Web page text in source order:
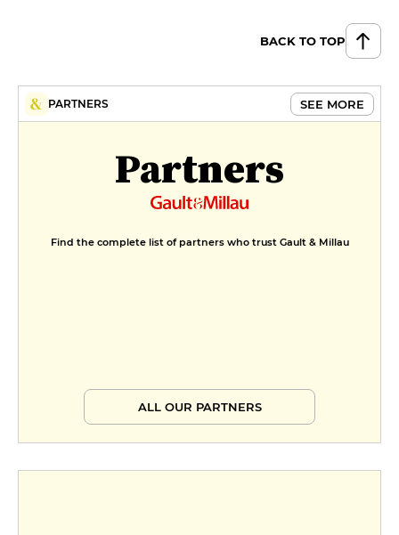
BACK TO TOP
PARTNERS SEE MORE
Partners
Find the complete list of partners who trust Gault & Millau
ALL OUR PARTNERS